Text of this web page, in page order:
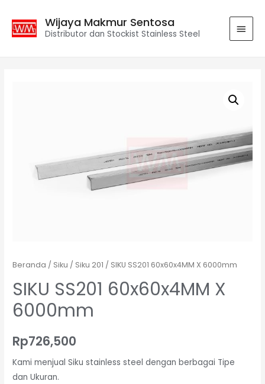
Wijaya Makmur Sentosa
Distributor dan Stockist Stainless Steel
Beranda / Siku / Siku 201 / SIKU SS201 60x60x4MM X 6000mm
SIKU SS201 60x60x4MM X
6000mm
Rp726,500
Kami menjual Siku stainless steel dengan berbagai Tipe
dan Ukuran.